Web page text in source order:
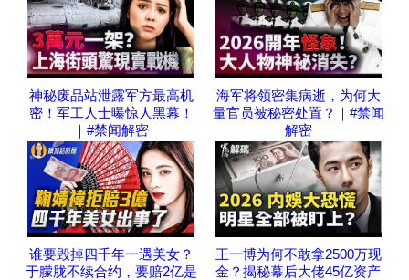
神秘废品站泄露军方最高机
密！军工人士曝惊人黑幕！
｜#禁闻解密
海军将领密集病逝，为何大
量官员被秘密处置？｜#禁闻
解密
谁要毁掉四千年一遇美女？
于朦胧不续合约，要赔2亿是
王一博为何不敢拿2500万现
金？揭秘幕后大佬45亿资产